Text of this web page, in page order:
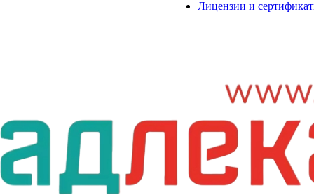
Лицензии и